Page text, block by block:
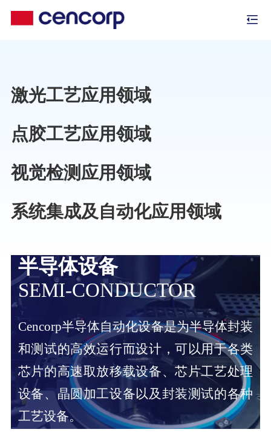
激光工艺应用领域
点胶工艺应用领域
视觉检测应用领域
系统集成及自动化应用领域
半导体设备
SEMI-CONDUCTOR
Cencorp半导体⾃动化设备是为半导体封装
和测试的⾼效运⾏⽽设计，可以⽤于各类
芯⽚的⾼速取放移载设备、芯⽚⼯艺处理
设备、晶圆加⼯设备以及封装测试的各种
⼯艺设备。